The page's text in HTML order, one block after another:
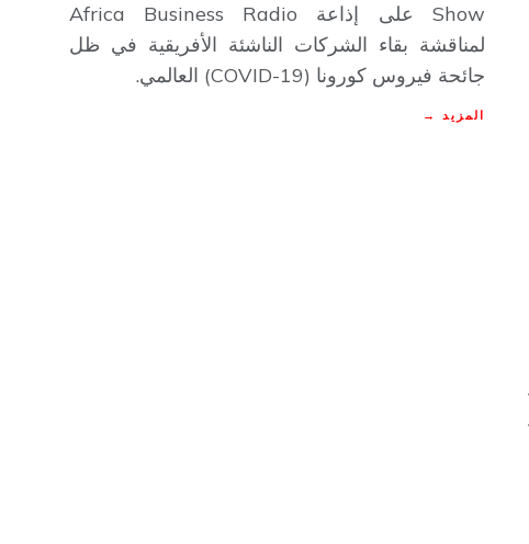
Show على إذاعة Africa Business Radio
لمناقشة بقاء الشركات الناشئة الأفريقية في ظل
جائحة فيروس كورونا (COVID-19) العالمي.
المزيد →